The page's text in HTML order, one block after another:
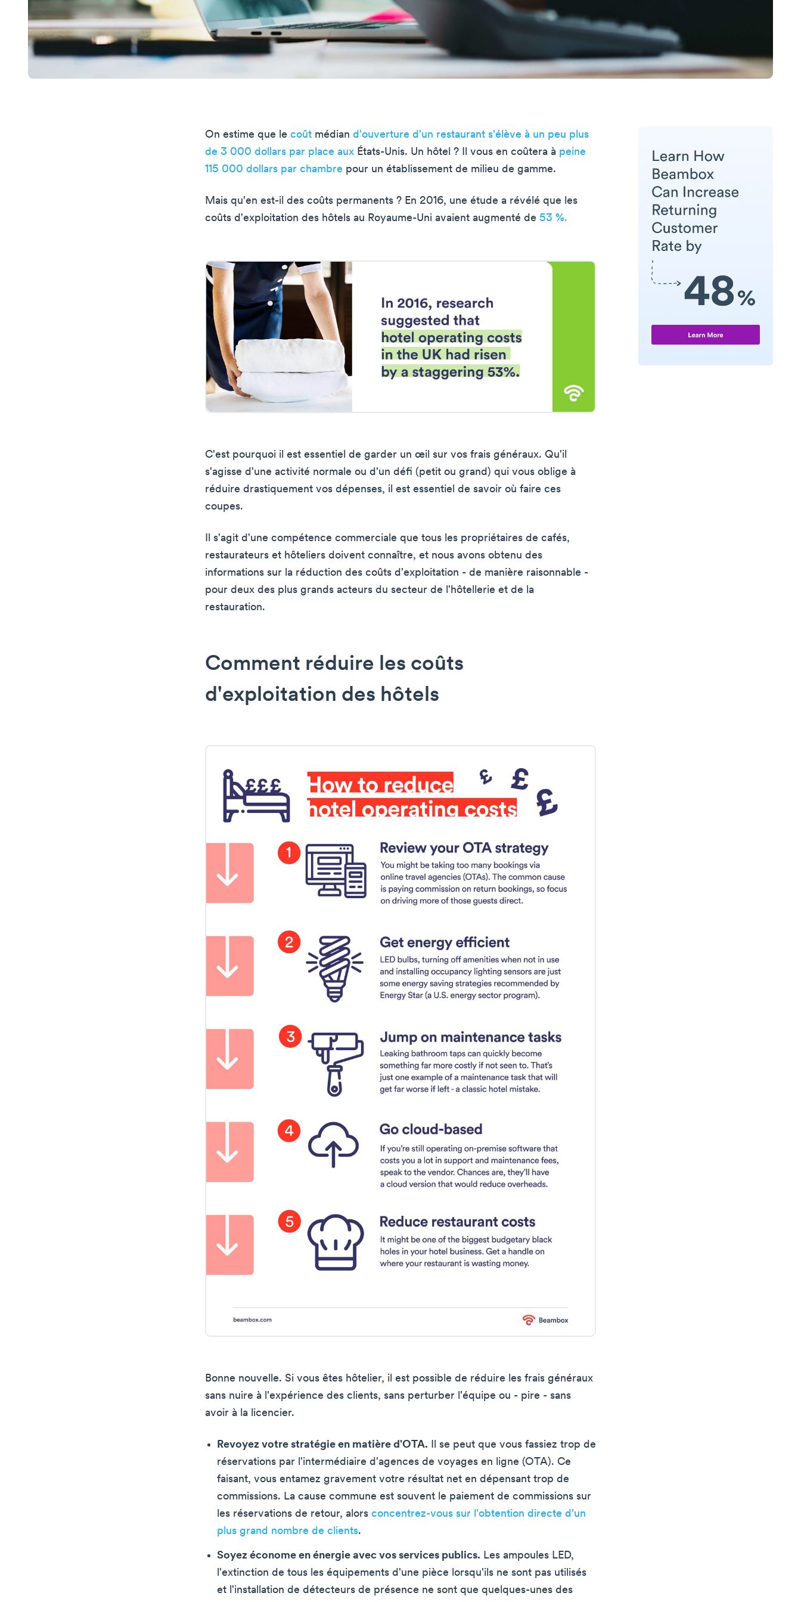
On estime que le coût médian d'ouverture d'un restaurant s'élève à un peu plus
de 3 000 dollars par place aux États-Unis. Un hôtel ? Il vous en coûtera à peine
115 000 dollars par chambre pour un établissement de milieu de gamme.
Mais qu'en est-il des coûts permanents ? En 2016, une étude a révélé que les
coûts d'exploitation des hôtels au Royaume-Uni avaient augmenté de 53 %.
C'est pourquoi il est essentiel de garder un œil sur vos frais généraux. Qu'il
s'agisse d'une activité normale ou d'un défi (petit ou grand) qui vous oblige à
réduire drastiquement vos dépenses, il est essentiel de savoir où faire ces
coupes.
Il s'agit d'une compétence commerciale que tous les propriétaires de cafés,
restaurateurs et hôteliers doivent connaître, et nous avons obtenu des
informations sur la réduction des coûts d'exploitation - de manière raisonnable -
pour deux des plus grands acteurs du secteur de l'hôtellerie et de la
restauration.
Comment réduire les coûts
d'exploitation des hôtels
Bonne nouvelle. Si vous êtes hôtelier, il est possible de réduire les frais généraux
sans nuire à l'expérience des clients, sans perturber l'équipe ou - pire - sans
avoir à la licencier.
Revoyez votre stratégie en matière d'OTA. Il se peut que vous fassiez trop de
réservations par l'intermédiaire d'agences de voyages en ligne (OTA). Ce
faisant, vous entamez gravement votre résultat net en dépensant trop de
commissions. La cause commune est souvent le paiement de commissions sur
les réservations de retour, alors concentrez-vous sur l'obtention directe d'un
plus grand nombre de clients.
Soyez économe en énergie avec vos services publics. Les ampoules LED,
l'extinction de tous les équipements d'une pièce lorsqu'ils ne sont pas utilisés
et l'installation de détecteurs de présence ne sont que quelques-unes des